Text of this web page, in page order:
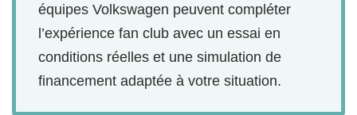
équipes Volkswagen peuvent compléter
l’expérience fan club avec un essai en
conditions réelles et une simulation de
financement adaptée à votre situation.